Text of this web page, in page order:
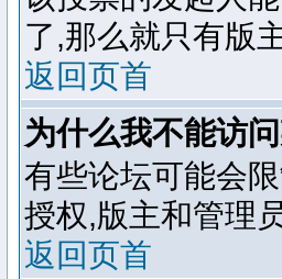
了,那么就只有版
返回页首
为什么我不能访
有些论坛可能会
授权,版主和管理
返回页首